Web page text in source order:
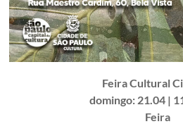
Feira Cultural
domingo: 21.04 |
Feira